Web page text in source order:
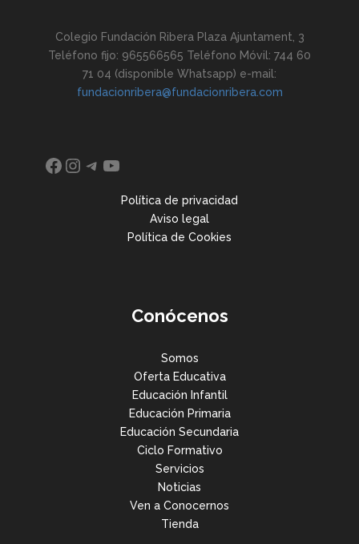
Colegio Fundación Ribera Plaza Ajuntament, 3
Teléfono fijo: 965566565 Teléfono Móvil: 744 60
71 04 (disponible Whatsapp) e-mail:
fundacionribera@fundacionribera.com
Facebook
Instagram
Telegram
YouTube
Política de privacidad
Aviso legal
Política de Cookies
Conócenos
Somos
Oferta Educativa
Educación Infantil
Educación Primaria
Educación Secundaria
Ciclo Formativo
Servicios
Noticias
Ven a Conocernos
Tienda